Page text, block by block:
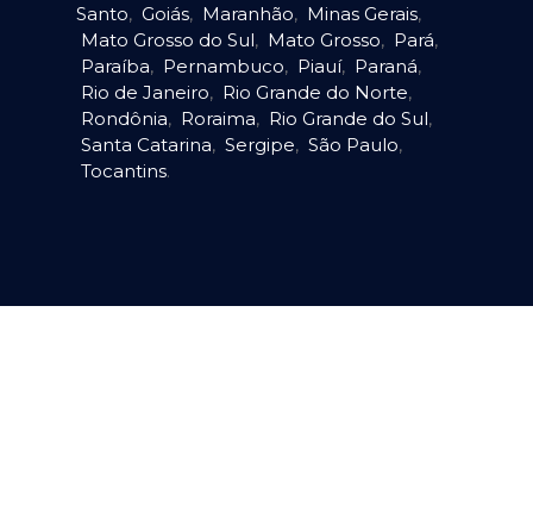
Santo, Goiás, Maranhão, Minas Gerais,
Mato Grosso do Sul, Mato Grosso, Pará,
Paraíba, Pernambuco, Piauí, Paraná,
Rio de Janeiro, Rio Grande do Norte,
Rondônia, Roraima, Rio Grande do Sul,
Santa Catarina, Sergipe, São Paulo,
Tocantins.